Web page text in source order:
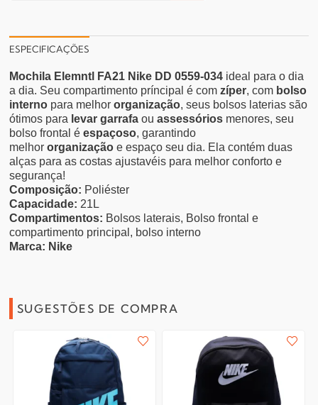
ESPECIFICAÇÕES
Mochila Elemntl FA21 Nike DD 0559-034 ideal para o dia
a dia. Seu compartimento príncipal é comzíper, com bolso
interno para melhororganização, seus bolsos laterias são
ótimos para levar garrafa ouassessórios menores, seu
bolso frontal éespaçoso, garantindo
melhororganização e espaço seu dia. Ela contém duas
alças para as costas ajustavéis para melhor conforto e
segurança!
Composição: Poliéster
Capacidade: 21L
Compartimentos: Bolsos laterais, Bolso frontal e
compartimento principal, bolso interno
Marca: Nike
SUGESTÕES DE COMPRA